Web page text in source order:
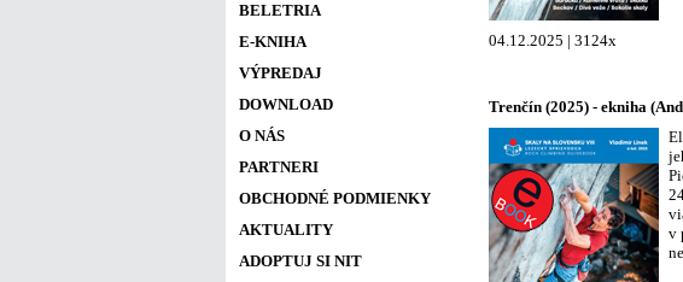
BELETRIA
E-KNIHA
VÝPREDAJ
DOWNLOAD
O NÁS
PARTNERI
OBCHODNÉ PODMIENKY
AKTUALITY
ADOPTUJ SI NIT
04.12.2025 | 3124x
Trenčín (2025) - ekniha
v